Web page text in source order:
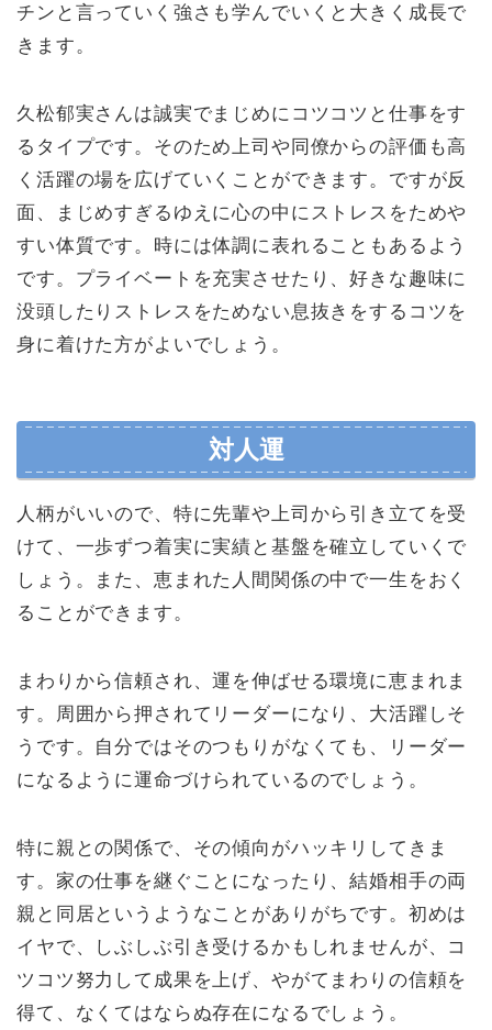
チンと言っていく強さも学んでいくと大きく成長で
きます。
久松郁実さんは誠実でまじめにコツコツと仕事をす
るタイプです。そのため上司や同僚からの評価も高
く活躍の場を広げていくことができます。ですが反
面、まじめすぎるゆえに心の中にストレスをためや
すい体質です。時には体調に表れることもあるよう
です。プライベートを充実させたり、好きな趣味に
没頭したりストレスをためない息抜きをするコツを
身に着けた方がよいでしょう。
対人運
人柄がいいので、特に先輩や上司から引き立てを受
けて、一歩ずつ着実に実績と基盤を確立していくで
しょう。また、恵まれた人間関係の中で一生をおく
ることができます。
まわりから信頼され、運を伸ばせる環境に恵まれま
す。周囲から押されてリーダーになり、大活躍しそ
うです。自分ではそのつもりがなくても、リーダー
になるように運命づけられているのでしょう。
特に親との関係で、その傾向がハッキリしてきま
す。家の仕事を継ぐことになったり、結婚相手の両
親と同居というようなことがありがちです。初めは
イヤで、しぶしぶ引き受けるかもしれませんが、コ
ツコツ努力して成果を上げ、やがてまわりの信頼を
得て、なくてはならぬ存在になるでしょう。